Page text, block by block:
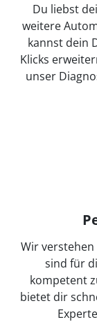
Du liebst
weitere
kannst dein
Klicks
unser
Wir
sind für
kompetent
bietet dir